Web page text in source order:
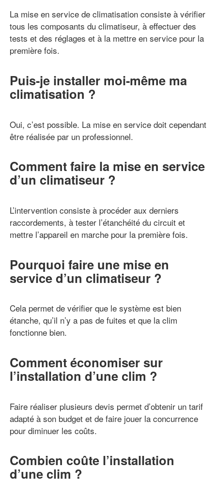
La mise en service de climatisation consiste à vérifier
tous les composants du climatiseur, à effectuer des
tests et des réglages et à la mettre en service pour la
première fois.
Puis-je installer moi-même ma
climatisation ?
Oui, c’est possible. La mise en service doit cependant
être réalisée par un professionnel.
Comment faire la mise en service
d’un climatiseur ?
L’intervention consiste à procéder aux derniers
raccordements, à tester l’étanchéité du circuit et
mettre l’appareil en marche pour la première fois.
Pourquoi faire une mise en
service d’un climatiseur ?
Cela permet de vérifier que le système est bien
étanche, qu’il n’y a pas de fuites et que la clim
fonctionne bien.
Comment économiser sur
l’installation d’une clim ?
Faire réaliser plusieurs devis permet d’obtenir un tarif
adapté à son budget et de faire jouer la concurrence
pour diminuer les coûts.
Combien coûte l’installation
d’une clim ?